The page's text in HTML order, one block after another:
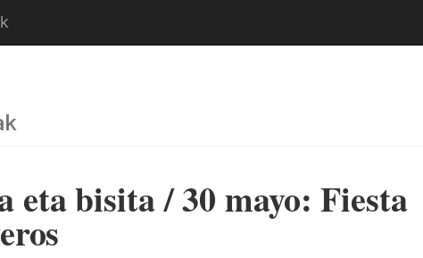
eta bisita / 30 mayo: Fiesta